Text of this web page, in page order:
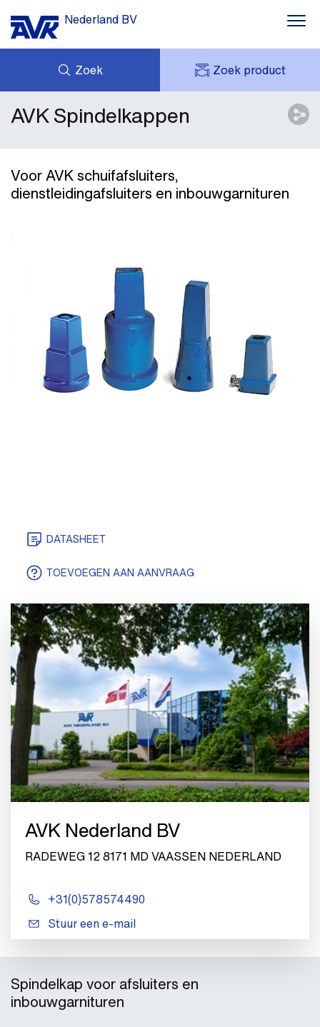
Nederland BV
Zoek Zoek product
NIEUWS
DOWNLOADS
CASE STORIES
AVK NEDERLAND
CONTACT
MIJN AVK
AVK Spindelkappen
Voor AVK schuifafsluiters,
dienstleidingafsluiters en inbouwgarnituren
DATASHEET
TEKENINGEN/MODELLEN
TOEVOEGEN AAN AANVRAAG
AVK Nederland BV
RADEWEG 12 8171 MD VAASSEN NEDERLAND
+31(0)578574490
Stuur een e-mail
Spindelkap voor afsluiters en
inbouwgarnituren